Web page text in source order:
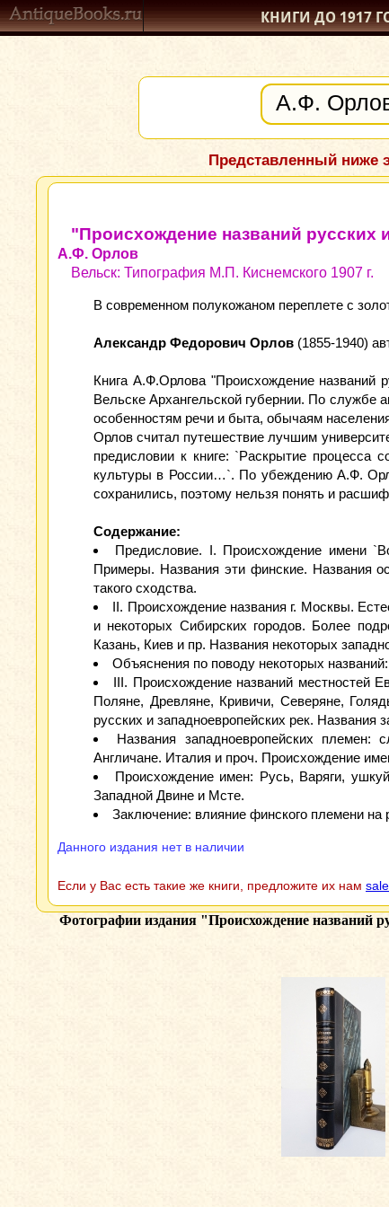
КНИГИ ДО 1917
Представленный ниже
"Происхождение названий русских
А.Ф. Орлов
Вельск: Типография М.П. Киснемского 1907 г.
В современном полукожаном переплете с
Александр Федорович Орлов (1855-1940)
Книга А.Ф.Орлова "Происхождение названий
Вельске Архангельской губернии. По службе
особенностям речи и быта, обычаям
Орлов считал путешествие лучшим
предисловии к книге: `Раскрытие процесса
культуры в России…`. По убеждению А.Ф.
сохранились, поэтому нельзя понять и
Содержание:
Предисловие. I. Происхождение имени
Примеры. Названия эти финские. Названия
такого сходства.
II. Происхождение названия г. Москвы.
и некоторых Сибирских городов. Более
Казань, Киев и пр. Названия некоторых
Объяснения по поводу некоторых
III. Происхождение названий местностей
Поляне, Древляне, Кривичи, Северяне,
русских и западноевропейских рек. Названия
Названия западноевропейских
Англичане. Италия и проч. Происхождение
Происхождение имен: Русь, Варяги,
Западной Двине и Мсте.
Заключение: влияние финского племени на
Данного издания нет в наличии
Если у Вас есть такие же книги, предложите их нам
Фотографии издания "Происхождение названий